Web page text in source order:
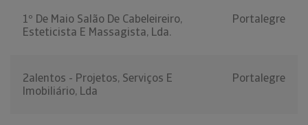
1º De Maio Salão De Cabeleireiro,
Esteticista E Massagista, Lda.
Portalegre
2alentos - Projetos, Serviços E
Imobiliário, Lda
Portalegre